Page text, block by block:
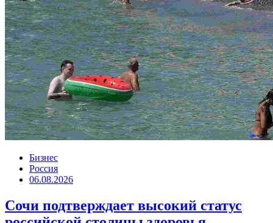
Бизнес
Россия
06.08.2026
Сочи подтверждает высокий статус